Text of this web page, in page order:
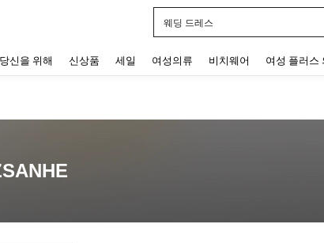
웨딩 드레스
신을 위해 신상품 세일 여성의류 비치웨어 여성 플러스